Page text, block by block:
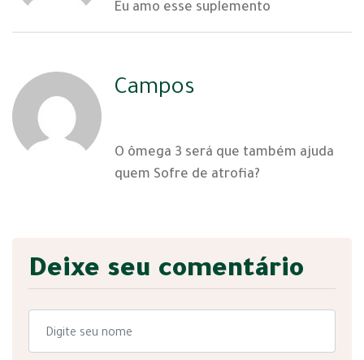
Eu amo esse suplemento
Campos
O ômega 3 será que também ajuda
quem Sofre de atrofia?
Deixe seu comentário